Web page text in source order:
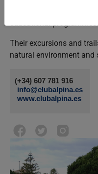
leisure, events, socio-
educational programmes.
Their excursions and
natural environment and
(+34) 607 781 916
info@clubalpina.es
www.clubalpina.es